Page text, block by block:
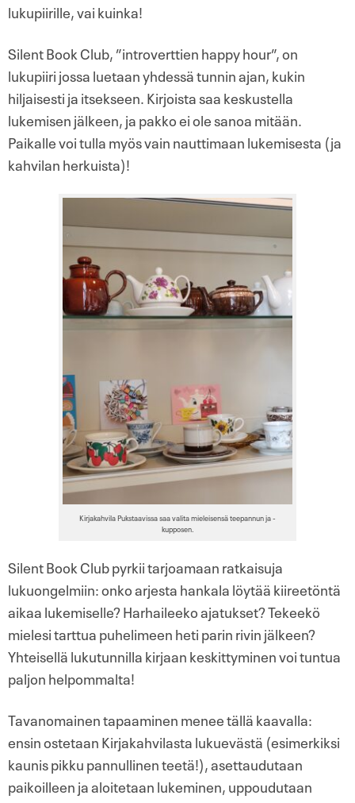
lukupiirille, vai kuinka!
Silent Book Club, ”introverttien happy hour”, on
lukupiiri jossa luetaan yhdessä tunnin ajan, kukin
hiljaisesti ja itsekseen. Kirjoista saa keskustella
lukemisen jälkeen, ja pakko ei ole sanoa mitään.
Paikalle voi tulla myös vain nauttimaan lukemisesta (ja
kahvilan herkuista)!
Kirjakahvila Pukstaavissa saa valita mieleisensä teepannun ja -
kupposen.
Silent Book Club pyrkii tarjoamaan ratkaisuja
lukuongelmiin: onko arjesta hankala löytää kiireetöntä
aikaa lukemiselle? Harhaileeko ajatukset? Tekeekö
mielesi tarttua puhelimeen heti parin rivin jälkeen?
Yhteisellä lukutunnilla kirjaan keskittyminen voi tuntua
paljon helpommalta!
Tavanomainen tapaaminen menee tällä kaavalla:
ensin ostetaan Kirjakahvilasta lukuevästä (esimerkiksi
kaunis pikku pannullinen teetä!), asettaudutaan
paikoilleen ja aloitetaan lukeminen, uppoudutaan